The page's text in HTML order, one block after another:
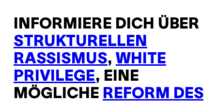
INFORMIERE DICH ÜBER
STRUKTURELLEN
RASSISMUS, WHITE
PRIVILEGE, EINE
MÖGLICHE REFORM DES